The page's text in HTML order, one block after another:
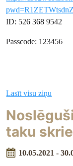
ID: 526 368 9542
Passcode: 123456
Lasīt visu ziņu
taku
10.05.2021 -